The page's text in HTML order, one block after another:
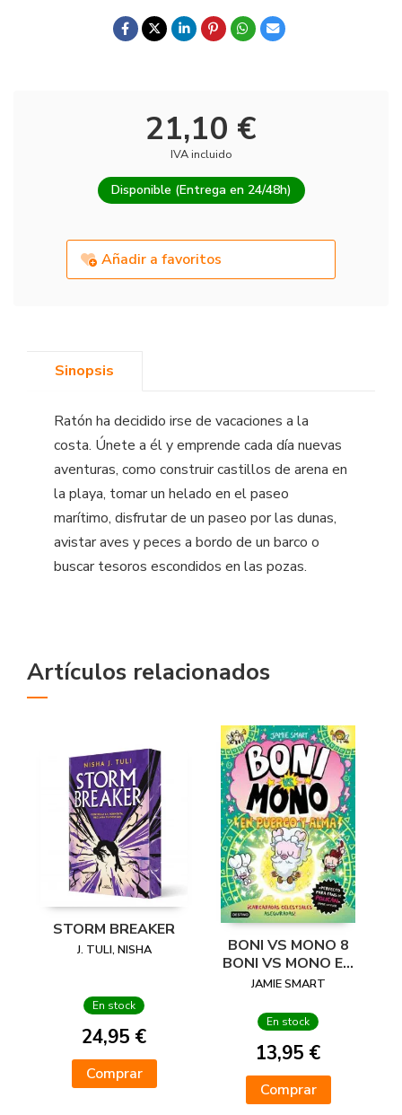
21,10 €
IVA incluido
Disponible (Entrega en 24/48h)
Añadir a favoritos
Sinopsis
Ratón ha decidido irse de vacaciones a la
costa. Únete a él y emprende cada día nuevas
aventuras, como construir castillos de arena en
la playa, tomar un helado en el paseo
marítimo, disfrutar de un paseo por las dunas,
avistar aves y peces a bordo de un barco o
buscar tesoros escondidos en las pozas.
Artículos relacionados
STORM BREAKER
J. TULI, NISHA
En stock
24,95 €
Comprar
BONI VS MONO 8
BONI VS MONO EN
PUERCO Y ALMA
JAMIE SMART
En stock
13,95 €
Comprar